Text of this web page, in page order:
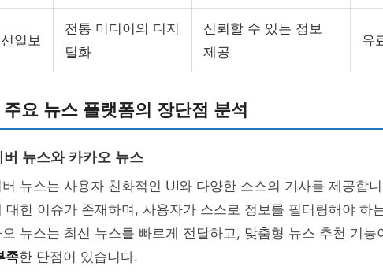
일보
전통 미디어의 디지
털화
신뢰할 수 있는 정보
제공
유
주요 뉴스 플랫폼의 장단점 분석
버 뉴스와 카카오 뉴스
버 뉴스는 사용자 친화적인 UI와 다양한 소스의 기사를 제공합
대한 이슈가 존재하며, 사용자가 스스로 정보를 필터링해야 하
오 뉴스는 최신 뉴스를 빠르게 전달하고, 맞춤형 뉴스 추천 기능
족한 단점이 있습니다.